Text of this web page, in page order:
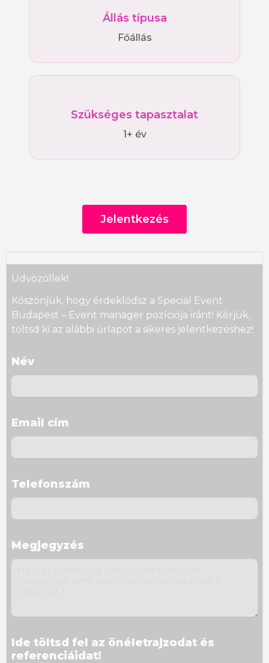
Állás típusa
Főállás
Szükséges tapasztalat
1+ év
Jelentkezés